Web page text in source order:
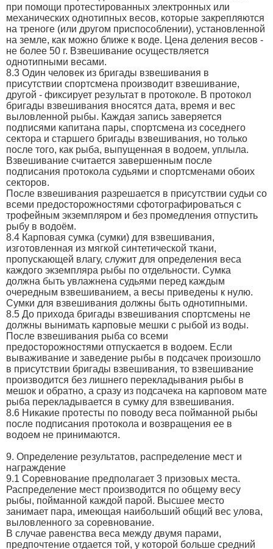
при помощи протестированных электронных или
механических однотипных весов, которые закрепляются
на треноге (или другом приспособлении), установленной
на земле, как можно ближе к воде. Цена деления весов -
не более 50 г. Взвешивание осуществляется
однотипными весами.
8.3 Один человек из бригады взвешивания в
присутствии спортсмена производит взвешивание,
другой - фиксирует результат в протоколе. В протокол
бригады взвешивания вносятся дата, время и вес
выловленной рыбы. Каждая запись заверяется
подписями капитана пары, спортсмена из соседнего
сектора и старшего бригады взвешивания, но только
после того, как рыба, выпущенная в водоем, уплыла.
Взвешивание считается завершенным после
подписания протокола судьями и спортсменами обоих
секторов.
После взвешивания разрешается в присутствии судьи со
всеми предосторожностями сфотографироваться с
трофейным экземпляром и без промедления отпустить
рыбу в водоём.
8.4 Карповая сумка (сумки) для взвешивания,
изготовленная из мягкой синтетической ткани,
пропускающей влагу, служит для определения веса
каждого экземпляра рыбы по отдельности. Сумка
должна быть увлажнена судьями перед каждым
очередным взвешиванием, а весы приведены к нулю.
Сумки для взвешивания должны быть однотипными.
8.5 До прихода бригады взвешивания спортсмены не
должны вынимать карповые мешки с рыбой из воды.
После взвешивания рыба со всеми
предосторожностями отпускается в водоем. Если
вываживание и заведение рыбы в подсачек произошло
в присутствии бригады взвешивания, то взвешивание
производится без лишнего перекладывания рыбы в
мешок и обратно, а сразу из подсачека на карповом мате
рыба перекладывается в сумку для взвешивания.
8.6 Никакие протесты по поводу веса пойманной рыбы
после подписания протокола и возвращения ее в
водоем не принимаются.
9. Определение результатов, распределение мест и
награждение
9.1 Соревнование предполагает 3 призовых места.
Распределение мест производится по общему весу
рыбы, пойманной каждой парой. Высшее место
занимает пара, имеющая наибольший общий вес улова,
выловленного за соревнование.
В случае равенства веса между двумя парами,
предпочтение отдается той, у которой больше средний